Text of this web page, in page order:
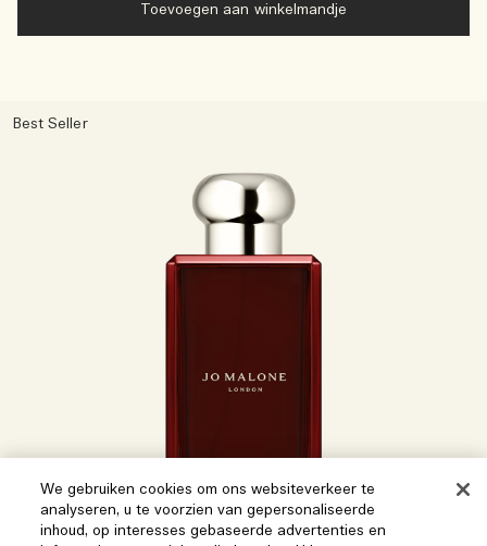
Toevoegen aan winkelmandje
Best Seller
We gebruiken cookies om ons websiteverkeer te
analyseren, u te voorzien van gepersonaliseerde
inhoud, op interesses gebaseerde advertenties en